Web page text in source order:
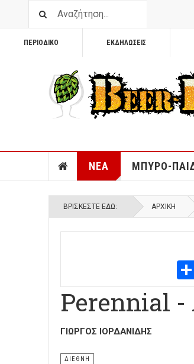
ΠΕΡΙΟΔΙΚΟ ΕΚΔΗΛΩΣΕΙΣ
ΝΕΑ ΜΠΥΡΟ-
ΒΡΊΣΚΕΣΤΕ ΕΔΏ: ΑΡΧΙΚΉ
Perennial
ΓΙΏΡΓΟΣ ΙΟΡΔΑΝΊΔΗΣ
ΔΙΕΘΝΗ